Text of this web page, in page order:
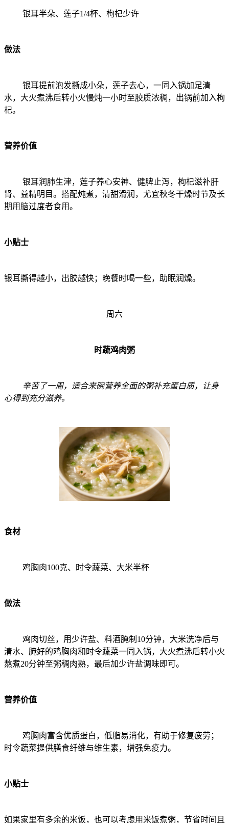
银耳半朵、莲子1/4杯、枸杞少许
做法
银耳提前泡发撕成小朵，莲子去心，一同入锅加足清
水，大火煮沸后转小火慢炖一小时至胶质浓稠，出锅前加入枸
杞。
营养价值
银耳润肺生津，莲子养心安神、健脾止泻，枸杞滋补肝
肾、益精明目。搭配炖煮，清甜滑润，尤宜秋冬干燥时节及长
期用脑过度者食用。
小贴士
银耳撕得越小，出胶越快；晚餐时喝一些，助眠润燥。
周六
时蔬鸡肉粥
辛苦了一周，适合来碗营养全面的粥补充蛋白质，让身
心得到充分滋养。
食材
鸡胸肉100克、时令蔬菜、大米半杯
做法
鸡肉切丝，用少许盐、料酒腌制10分钟，大米洗净后与
清水、腌好的鸡胸肉和时令蔬菜一同入锅，大火煮沸后转小火
熬煮20分钟至粥稠肉熟，最后加少许盐调味即可。
营养价值
鸡胸肉富含优质蛋白，低脂易消化，有助于修复疲劳；
时令蔬菜提供膳食纤维与维生素，增强免疫力。
小贴士
如果家里有多余的米饭，也可以考虑用米饭煮粥，节省时间且